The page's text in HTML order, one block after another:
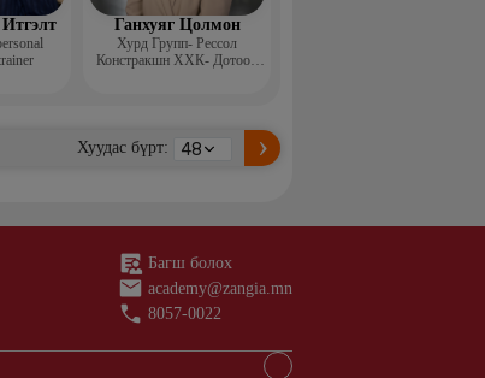
Ганхуяг Цолмон
Хурд Групп- Рессол
Констракшн ХХК- Дотоод
Хуудас бүрт:
Багш болох
academy@zangia.mn
8057-0022